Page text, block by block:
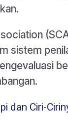
sistem
dan Ciri-